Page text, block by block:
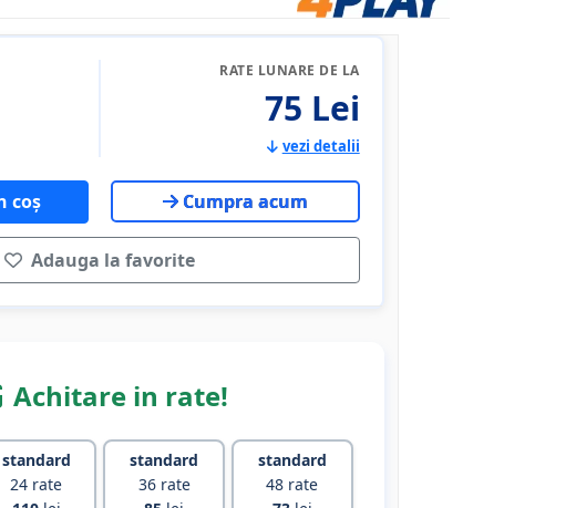
RATE LUNARE DE LA
75 Lei
vezi detalii
coș Cumpra acum
Adauga la favorite
Achitare in rate!
standard
24 rate
standard
36 rate
standard
48 rate